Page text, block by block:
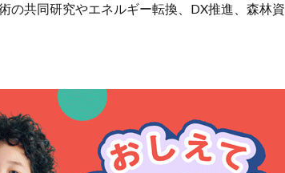
の共同研究やエネルギー転換、DX推進、森林